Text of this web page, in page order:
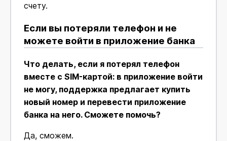
счету.
Если вы потеряли телефон и не
можете войти в приложение банка
Что делать, если я потерял телефон
вместе с SIM-картой: в приложение войти
не могу, поддержка предлагает купить
новый номер и перевести приложение
банка на него. Сможете помочь?
Да, сможем.